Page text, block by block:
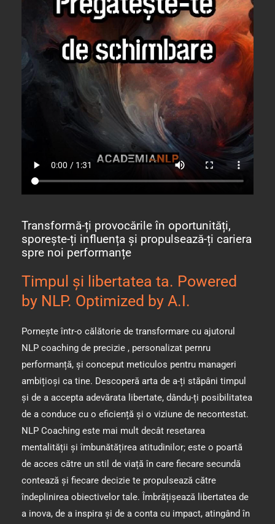
Transformă-ți provocările în oportunități,
sporește-ți influența și propulsează-ți cariera
spre noi performanțe
Timpul și libertatea ta. Powered
by NLP. Optimized by A.I.
Pornește într-o călătorie de transformare cu ajutorul
NLP coaching de precizie , personalizat pernru
performanță, și conceput meticulos pentru manageri
ambițioși ca tine. Descoperă arta de a-ți stăpâni timpul
și de a accepta adevărata libertate, dându-ți posibilitatea
de a conduce cu o eficiență și o viziune de necontestat.
NLP Coaching este mai mult decât resetarea
mentalității și îmbunătățirea atitudinilor; este o poartă
de acces către un stil de viață în care fiecare secundă
contează și fiecare decizie te propulsează către
îndeplinirea obiectivelor tale. Îmbrățișează libertatea de
a inova, de a inspira și de a conta cu impact, atingând în